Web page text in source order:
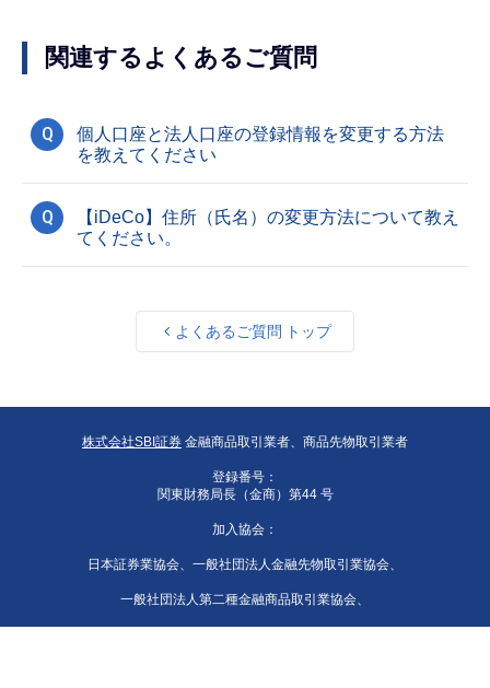
関連するよくあるご質問
Q
個人口座と法人口座の登録情報を変更する方法
を教えてください
Q
【iDeCo】住所（氏名）の変更方法について教え
てください。
よくあるご質問 トップ
株式会社SBI証券 金融商品取引業者、商品先物取引業者
登録番号：
関東財務局長（金商）第44 号
加入協会：
日本証券業協会、一般社団法人金融先物取引業協会、
一般社団法人第二種金融商品取引業協会、